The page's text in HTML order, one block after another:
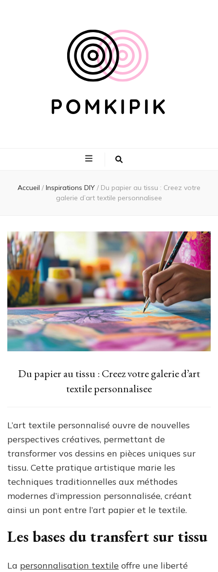
Accueil / Inspirations DIY / Du papier au tissu : Creez votre
galerie d’art textile personnalisee
Du papier au tissu : Creez votre galerie d’art
textile personnalisee
L’art textile personnalisé ouvre de nouvelles
perspectives créatives, permettant de
transformer vos dessins en pièces uniques sur
tissu. Cette pratique artistique marie les
techniques traditionnelles aux méthodes
modernes d’impression personnalisée, créant
ainsi un pont entre l’art papier et le textile.
Les bases du transfert sur tissu
La personnalisation textile offre une liberté